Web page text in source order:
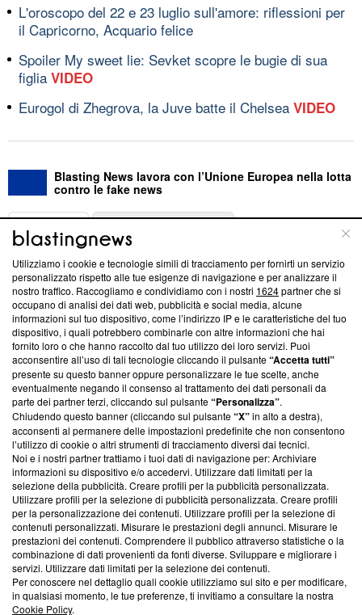
L'oroscopo del 22 e 23 luglio sull'amore: riflessioni per
il Capricorno, Acquario felice
Spoiler My sweet lie: Sevket scopre le bugie di sua
figlia VIDEO
Eurogol di Zhegrova, la Juve batte il Chelsea VIDEO
Blasting News lavora con l’Unione Europea nella lotta
contro le fake news
ABOUT
Questa sezione offre informazioni trasparenti su Blasting
News, sui nostri processi editoriali e su come ci impegniamo a
creare news di qualità. Inoltre, afferma la nostra aderenza a
‘Trust Project - News with Integrity’Blasting News non è
ancora membro del programma, ma ha richiesto di farne
parte; Trust Project non ha ancora effettuato una verifica di
conformità agli standard.
Su di noi
Team editoriale
Corporate
Redazione
Informativa Privacy
Cookie Policy
Blasting SA, IDI CHE-247.845.224, Via Carlo Frasca, 3 - 6900
Lugano (Svizzera) Tel:+39 0690258937
Utilizziamo i cookie e tecnologie simili di tracciamento per fornirti un servizio
personalizzato rispetto alle tue esigenze di navigazione e per analizzare il
nostro traffico. Raccogliamo e condividiamo con i nostri 1624partner che si
occupano di analisi dei dati web, pubblicità e social media, alcune
informazioni sul tuo dispositivo, come l’indirizzo IP e le caratteristiche del tuo
dispositivo, i quali potrebbero combinarle con altre informazioni che hai
fornito loro o che hanno raccolto dal tuo utilizzo dei loro servizi. Puoi
acconsentire all’uso di tali tecnologie cliccando il pulsante“Accetta tutti”
presente su questo banner oppure personalizzare le tue scelte, anche
eventualmente negando il consenso al trattamento dei dati personali da
parte dei partner terzi, cliccando sul pulsante“Personalizza”.
Chiudendo questo banner (cliccando sul pulsante“X”in alto a destra),
acconsenti al permanere delle impostazioni predefinite che non consentono
l’utilizzo di cookie o altri strumenti di tracciamento diversi dai tecnici.
Noi e i nostri partner trattiamo i tuoi dati di navigazione per: Archiviare
informazioni su dispositivo e/o accedervi. Utilizzare dati limitati per la
selezione della pubblicità. Creare profili per la pubblicità personalizzata.
Utilizzare profili per la selezione di pubblicità personalizzata. Creare profili
per la personalizzazione dei contenuti. Utilizzare profili per la selezione di
contenuti personalizzati. Misurare le prestazioni degli annunci. Misurare le
prestazioni dei contenuti. Comprendere il pubblico attraverso statistiche o la
combinazione di dati provenienti da fonti diverse. Sviluppare e migliorare i
servizi. Utilizzare dati limitati per la selezione dei contenuti.
Per conoscere nel dettaglio quali cookie utilizziamo sul sito e per modificare,
in qualsiasi momento, le tue preferenze, ti invitiamo a consultare la nostra
Cookie Policy.